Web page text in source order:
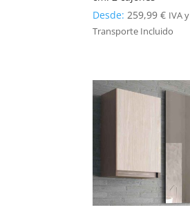
Desde:259,99€ IVA y
Transporte Incluido